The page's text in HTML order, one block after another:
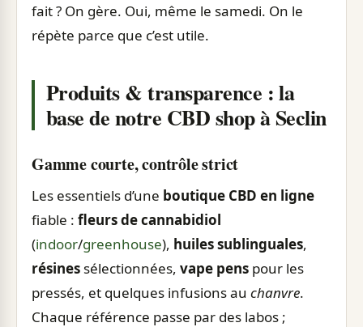
fait ? On gère. Oui, même le samedi. On le
répète parce que c’est utile.
Produits & transparence : la
base de notre CBD shop à Seclin
Gamme courte, contrôle strict
Les essentiels d’une boutique CBD en ligne
fiable : fleurs de cannabidiol
(indoor/greenhouse), huiles sublinguales,
résines sélectionnées, vape pens pour les
pressés, et quelques infusions au chanvre.
Chaque référence passe par des labos ;